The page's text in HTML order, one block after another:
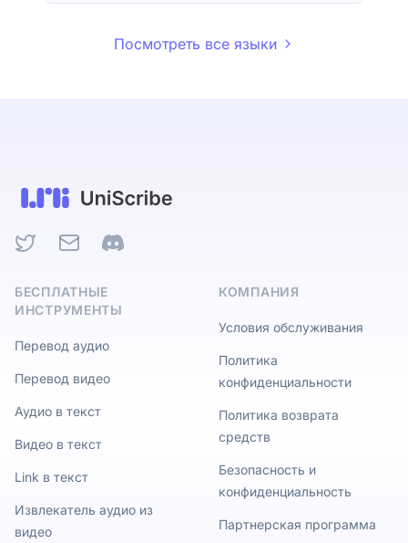
Посмотреть все языки
TwitterEmail Discord
БЕСПЛАТНЫЕ
ИНСТРУМЕНТЫ
Перевод аудио
Перевод видео
Аудио в текст
Видео в текст
Link в текст
Извлекатель аудио из
видео
КОМПАНИЯ
Условия обслуживания
Политика
конфиденциальности
Политика возврата
средств
Безопасность и
конфиденциальность
Партнерская программа